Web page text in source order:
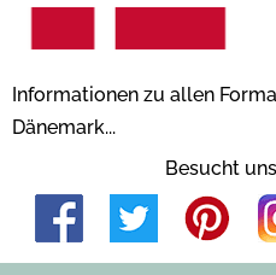
Informationen zu allen
Dänemark...
Besucht